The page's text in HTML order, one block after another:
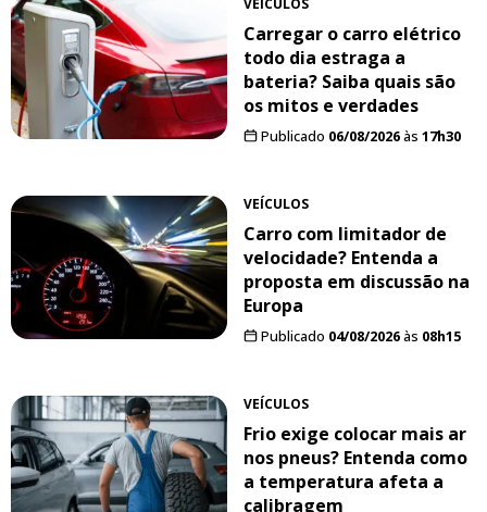
Carregar o carro elétrico
todo dia estraga a
bateria? Saiba quais são
os mitos e verdades
Publicado 06/08/2026às 17h30
VEÍCULOS
Carro com limitador de
velocidade? Entenda a
proposta em discussão na
Europa
Publicado 04/08/2026às 08h15
VEÍCULOS
Frio exige colocar mais ar
nos pneus? Entenda como
a temperatura afeta a
calibragem